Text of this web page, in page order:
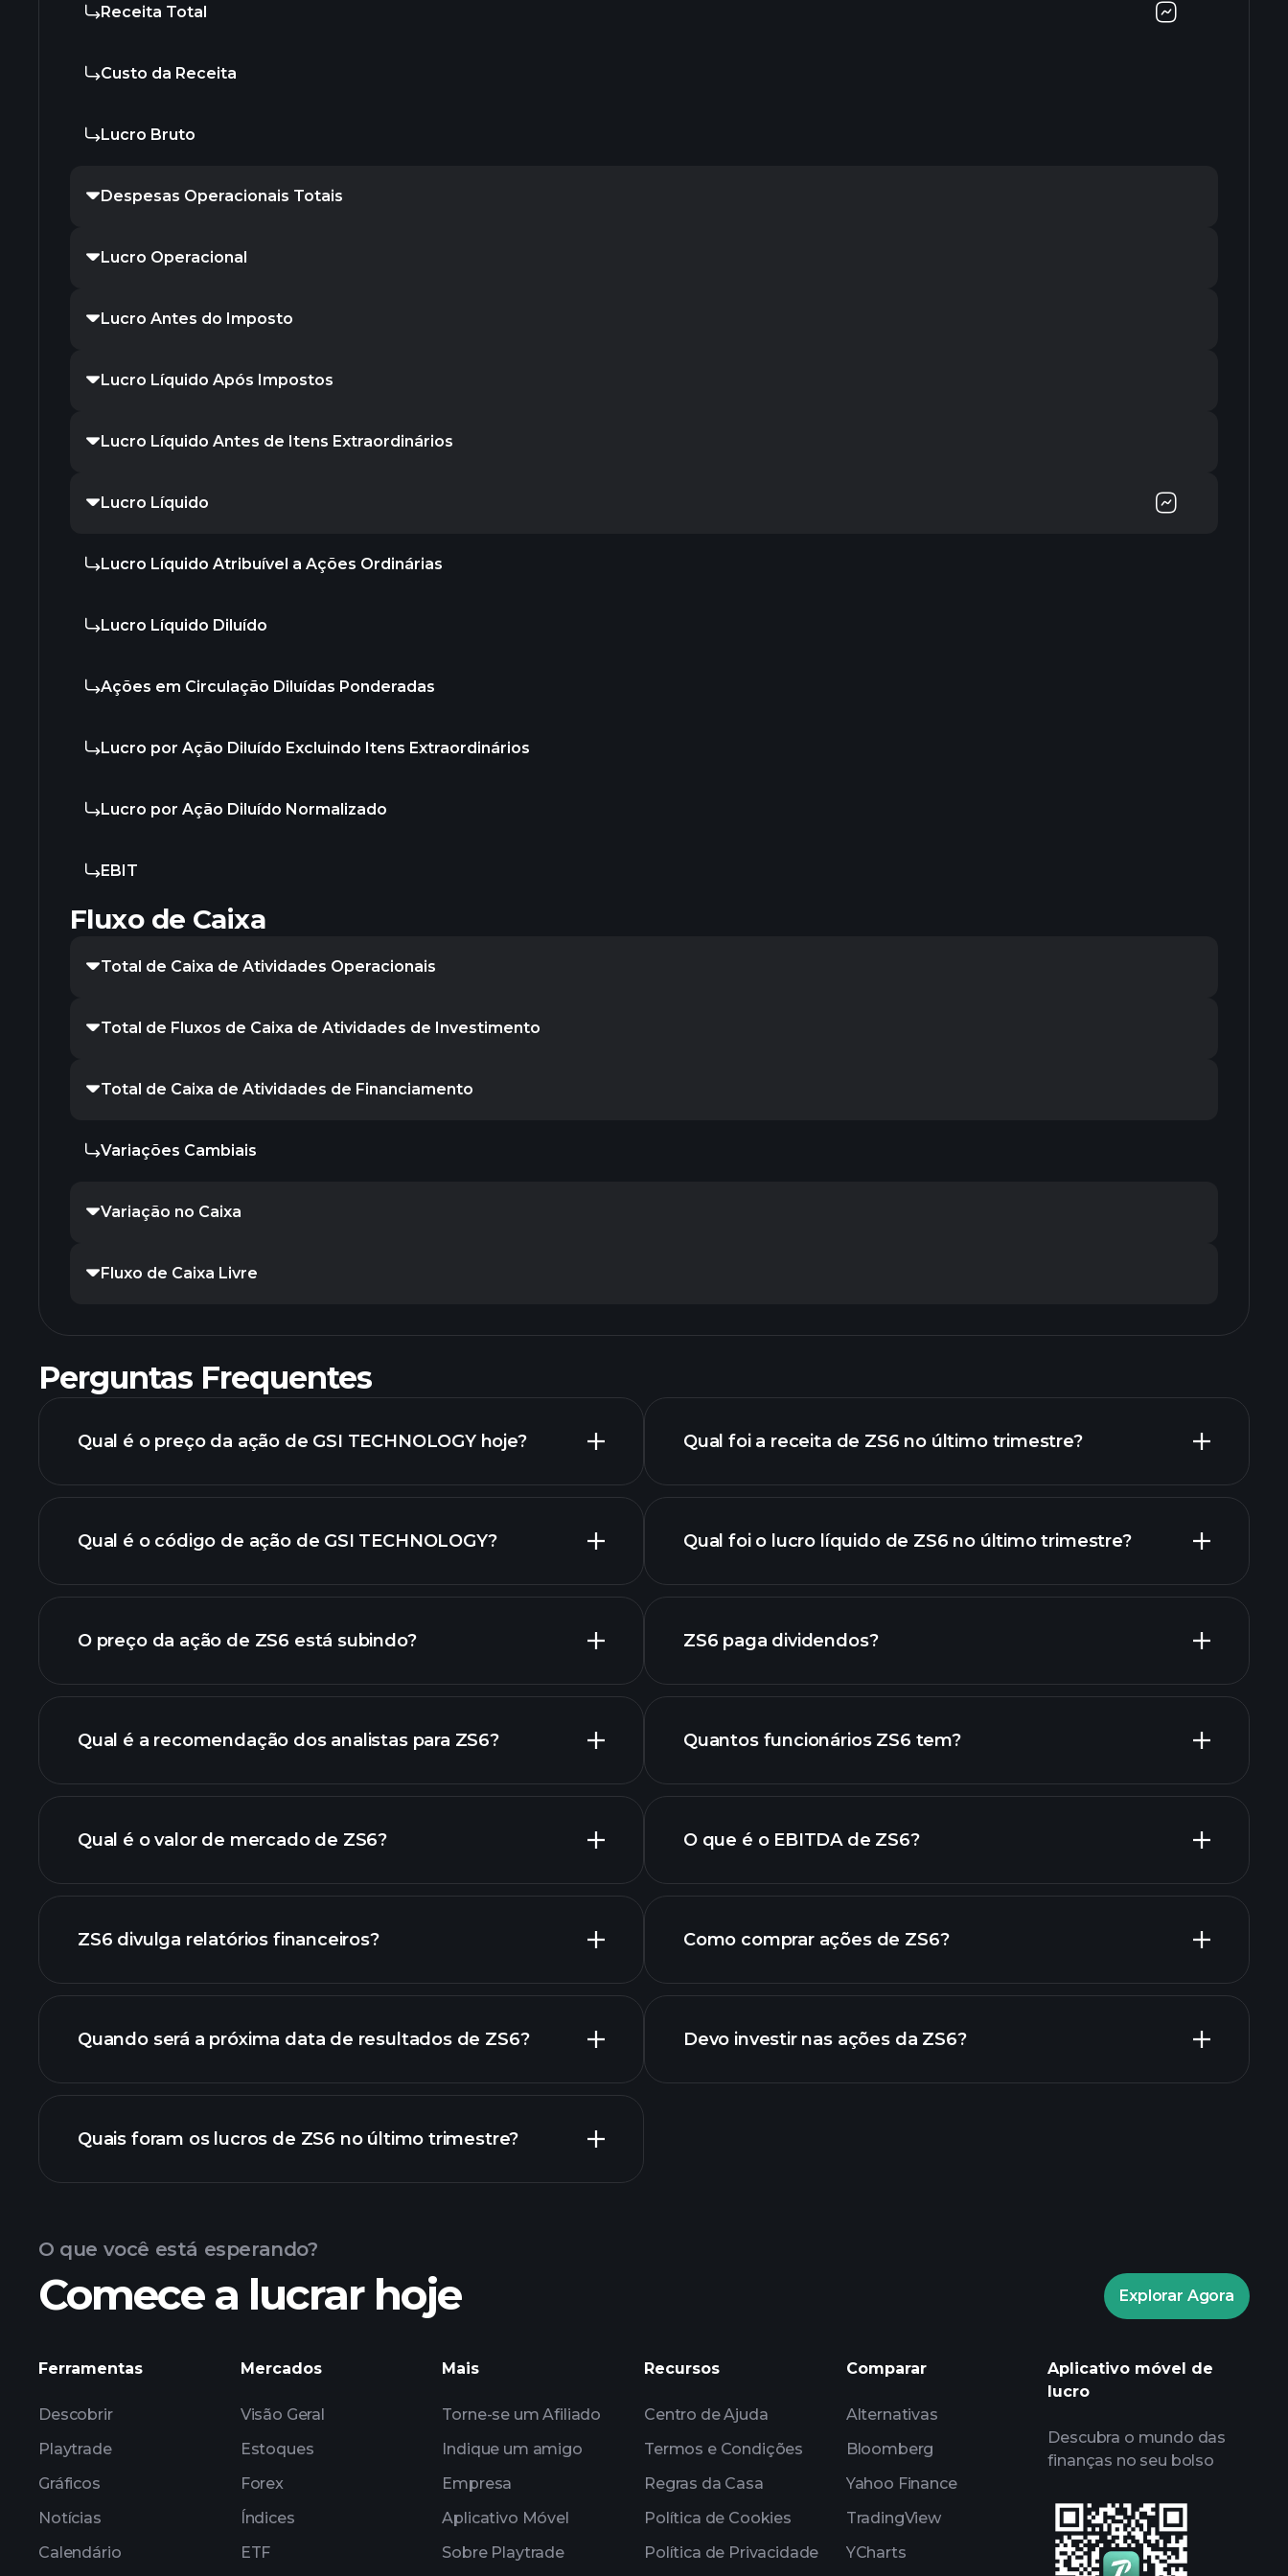
Receita Total
Custo da Receita
Lucro Bruto
Despesas Operacionais Totais
Lucro Operacional
Lucro Antes do Imposto
Lucro Líquido Após Impostos
Lucro Líquido Antes de Itens Extraordinários
Lucro Líquido
Lucro Líquido Atribuível a Ações Ordinárias
Lucro Líquido Diluído
Ações em Circulação Diluídas Ponderadas
Lucro por Ação Diluído Excluindo Itens Extraordinários
Lucro por Ação Diluído Normalizado
EBIT
Fluxo de Caixa
Total de Caixa de Atividades Operacionais
Total de Fluxos de Caixa de Atividades de Investimento
Total de Caixa de Atividades de Financiamento
Variações Cambiais
Variação no Caixa
Fluxo de Caixa Livre
Perguntas Frequentes
Qual é o preço da ação de GSI TECHNOLOGY hoje?
gráfico avançado
Qual é o código de ação de GSI TECHNOLOGY?
O preço da ação de ZS6 está subindo?
Qual é a recomendação dos analistas para ZS6?
Qual é o valor de mercado de ZS6?
nossa lista de ações
ZS6 divulga relatórios financeiros?
finanças de ZS6
Quando será a próxima data de resultados de ZS6?
Calendário de
Quais foram os lucros de ZS6 no último trimestre?
Qual foi a receita de ZS6 no último trimestre?
relatórios financeiros de ZS6
Qual foi o lucro líquido de ZS6 no último trimestre?
relatórios financeiros de ZS6
ZS6 paga dividendos?
Quantos funcionários ZS6 tem?
O que é o EBITDA de ZS6?
relatórios financeiros de ZS6
Como comprar ações de ZS6?
Devo investir nas ações da ZS6?
Tormentas
Portfólios de Bilionários
O que você está esperando?
Comece a lucrar hoje Explorar Agora
Ferramentas
Descobrir
Playtrade
Gráficos
Notícias
Calendário
Mercados
Visão Geral
Estoques
Forex
Índices
ETF
Mais
Torne-se um Afiliado
Indique um amigo
Empresa
Aplicativo Móvel
Sobre Playtrade
Recursos
Centro de Ajuda
Termos e Condições
Regras da Casa
Política de Cookies
Política de Privacidade
Comparar
Alternativas
Bloomberg
Yahoo Finance
TradingView
YCharts
Aplicativo móvel de
lucro
Descubra o mundo das
finanças no seu bolso